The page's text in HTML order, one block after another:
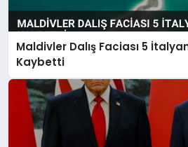
Maldivler Dalış Faciası 5
Kaybetti